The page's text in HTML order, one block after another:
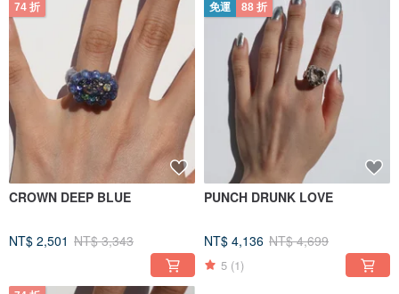
74 折
CROWN DEEP BLUE
NT$ 2,501 NT$ 3,343
免運 88 折
PUNCH DRUNK LOVE
NT$ 4,136 NT$ 4,699
5 (1)